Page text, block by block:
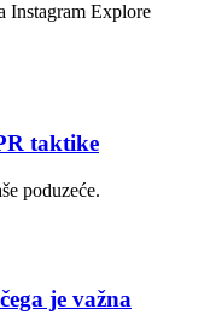
Instagram Explore
taktike
poduzeće.
je važna